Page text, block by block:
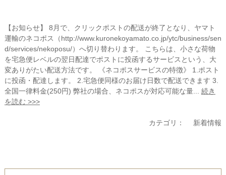
【お知らせ】 8月で、クリックポストの配送が終了となり、ヤマト
運輸のネコポス（http://www.kuronekoyamato.co.jp/ytc/business/sen
d/services/nekoposu/）へ切り替わります。 こちらは、小さな荷物
を宅急便レベルの翌日配達でポストに投函するサービスという、大
変ありがたい配送方法です。 《ネコポスサービスの特徴》 1.ポスト
に投函・配達します。 2.宅急便同様のお届け日数で配送できます 3.
全国一律料金(250円) 弊社の場合、ネコポスが対応可能な量... 続き
を読む >>>
カテゴリ： 新着情報